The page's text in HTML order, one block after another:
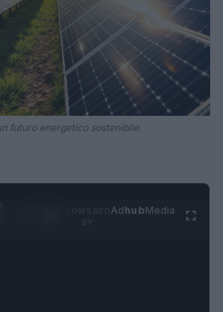
futuro energetico sostenibile.
AdhubMedia